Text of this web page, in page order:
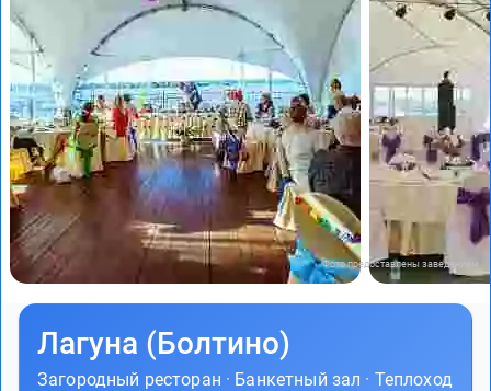
Фото предоставлены заведением
Лагуна (Болтино)
Загородный ресторан · Банкетный зал · Теплоход